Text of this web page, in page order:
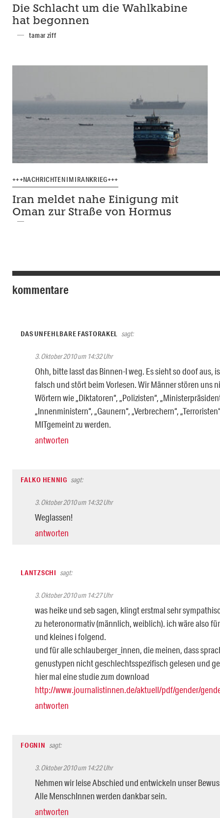
Die Schlacht um die Wahlkabine
hat begonnen
tamar ziff
+++NACHRICHTEN IM IRANKRIEG+++
Iran meldet nahe Einigung mit
Oman zur Straße von Hormus
kommentare
DAS UNFEHLBARE FASTORAKEL sagt:
3. Oktober 2010 um 14:32 Uhr
Ohh, bitte lasst das Binnen-I weg. Es sieht so doof aus,
falsch und stört beim Vorlesen. Wir Männer stören uns
Wörtern wie „Diktatoren“, „Polizisten“,
„Innenministern“, „Gaunern“, „Verbrechern“,
MITgemeint zu werden.
antworten
FALKO HENNIG sagt:
3. Oktober 2010 um 14:32 Uhr
Weglassen!
antworten
LANTZSCHI sagt:
3. Oktober 2010 um 14:27 Uhr
was heike und seb sagen, klingt erstmal sehr
zu heteronormativ (männlich, weiblich). ich wäre also
und kleines i folgend.
und für alle schlauberger_innen, die meinen, dass
genustypen nicht geschlechtsspezifisch gelesen und
hier mal eine studie zum download
http://www.journalistinnen.de/aktuell/pdf/gender/
antworten
FOGNIN sagt:
3. Oktober 2010 um 14:22 Uhr
Nehmen wir leise Abschied und entwickeln unser
Alle MenschInnen werden dankbar sein.
antworten